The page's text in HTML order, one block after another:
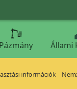
Pázmány Állami
információk